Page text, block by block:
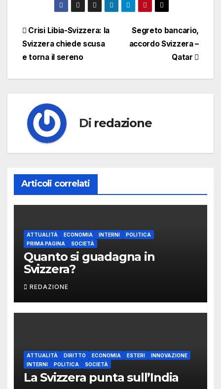
Navigazione
articoli
Segreto bancario,
accordo Svizzera –
Qatar
Crisi Libia-Svizzera: la
Svizzera chiede scusa
e torna il sereno
Di redazione
Articoli correlati
ATTUALITÀ ECONOMIA INTERNI
POLITICA
PRIMA PAGINA
SOCIETÀ
Quanto si guadagna in
Svizzera?
REDAZIONE
ATTUALITÀ DIRITTO ECONOMIA ESTERI
INNOVAZIONE
INTERNI
POLITICA SOCIETÀ
La Svizzera punta sull’India